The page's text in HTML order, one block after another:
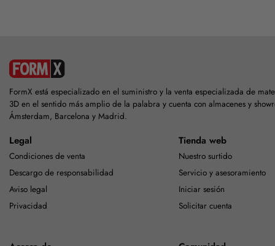
FormX está especializado en el suministro y la venta especializada de
3D en el sentido más amplio de la palabra y cuenta con almacenes y
Ámsterdam, Barcelona y Madrid.
Legal
Condiciones de venta
Descargo de responsabilidad
Aviso legal
Privacidad
Tienda web
Nuestro surtido
Servicio y asesoramiento
Iniciar sesión
Solicitar cuenta